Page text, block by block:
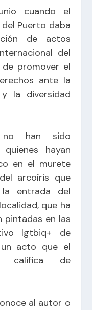
cuando el
Puerto daba
de actos
del
promover el
ante la
la diversidad
no han sido
hayan
en el murete
arcoíris que
entrada del
que ha
pintadas en las
lgtbiq+ de
un acto que el
califica de
al autor o